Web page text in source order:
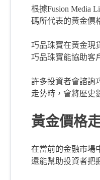
根據Fusion Media
碼所代表的黃金價
巧品珠寶在黃金現
巧品珠寶能協助客
許多投資者會諮詢
走勢時，會將歷史
黃金價格
在當前的金融市場
還能幫助投資者把